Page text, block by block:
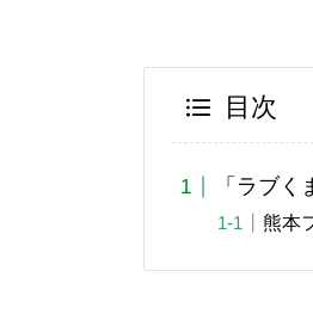
目次
「ラブ
熊本